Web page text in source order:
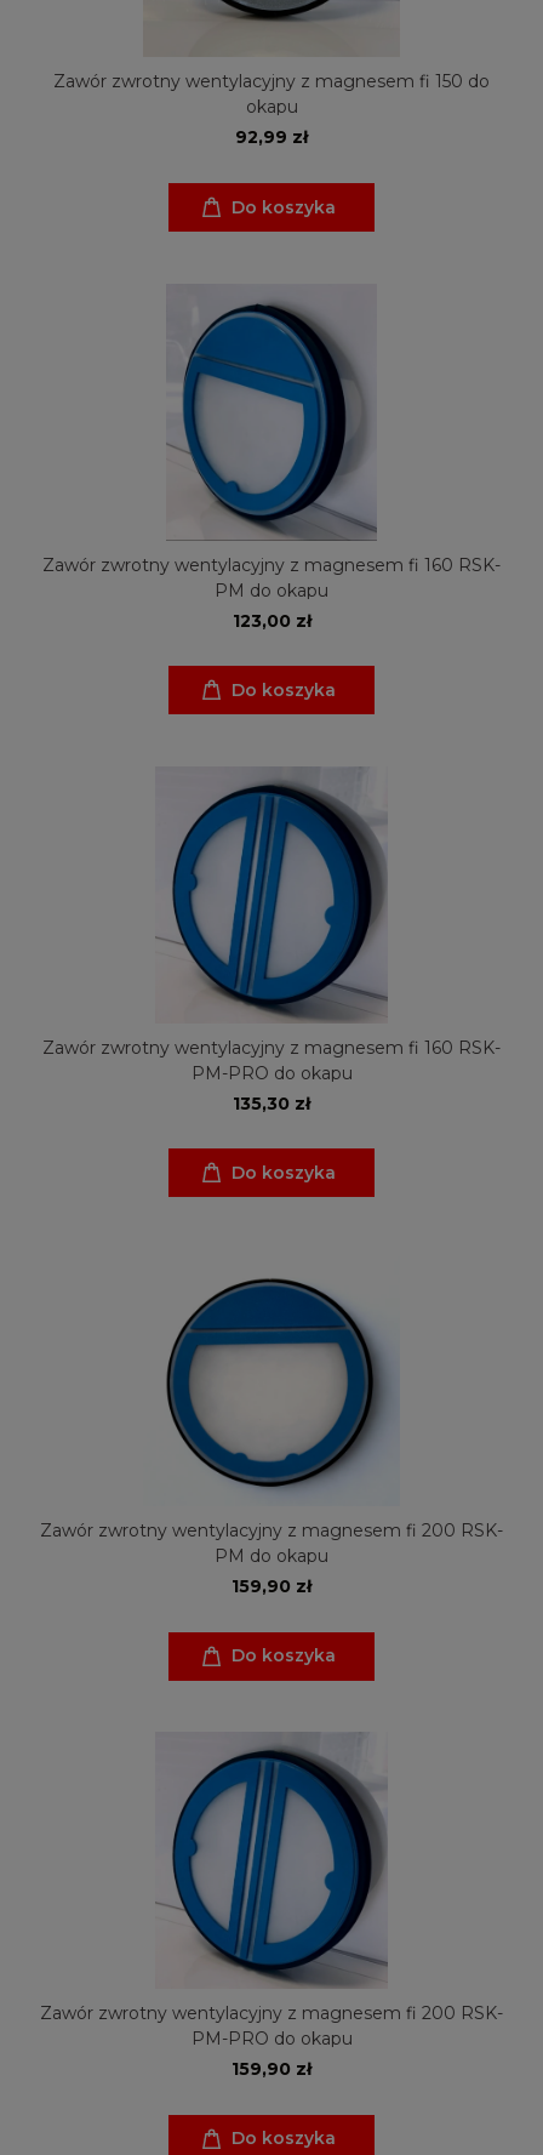
Zawór zwrotny wentylacyjny z magnesem fi 150 do
okapu
92,99 zł
Do koszyka
Zawór zwrotny wentylacyjny z magnesem fi 160 RSK-
PM do okapu
123,00 zł
Do koszyka
Zawór zwrotny wentylacyjny z magnesem fi 160 RSK-
PM-PRO do okapu
135,30 zł
Do koszyka
Zawór zwrotny wentylacyjny z magnesem fi 200 RSK-
PM do okapu
159,90 zł
Do koszyka
Zawór zwrotny wentylacyjny z magnesem fi 200 RSK-
PM-PRO do okapu
159,90 zł
Do koszyka